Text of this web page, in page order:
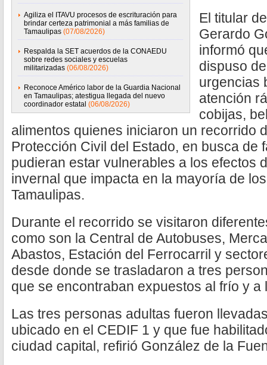
Agiliza el ITAVU procesos de escrituración para
brindar certeza patrimonial a más familias de
Tamaulipas (07/08/2026)
Respalda la SET acuerdos de la CONAEDU
sobre redes sociales y escuelas
militarizadas (06/08/2026)
Reconoce Américo labor de la Guardia Nacional
en Tamaulipas; atestigua llegada del nuevo
coordinador estatal (06/08/2026)
El titular
Gerardo
informó
dispuso
urgencias
atención
cobijas,
alimentos quienes iniciaron un recorrido
Protección Civil del Estado, en busca de
pudieran estar vulnerables a los efectos
invernal que impacta en la mayoría de
Tamaulipas.
Durante el recorrido se visitaron
como son la Central de Autobuses,
Abastos, Estación del Ferrocarril y
desde donde se trasladaron a tres
que se encontraban expuestos al frío y
Las tres personas adultas fueron
ubicado en el CEDIF 1 y que fue
ciudad capital, refirió González de la